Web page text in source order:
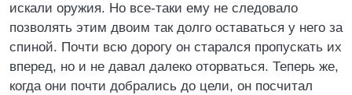
искали оружия. Но все-таки ему не следовало
позволять этим двоим так долго оставаться у него за
спиной. Почти всю дорогу он старался пропускать их
вперед, но и не давал далеко оторваться. Теперь же,
когда они почти добрались до цели, он посчитал